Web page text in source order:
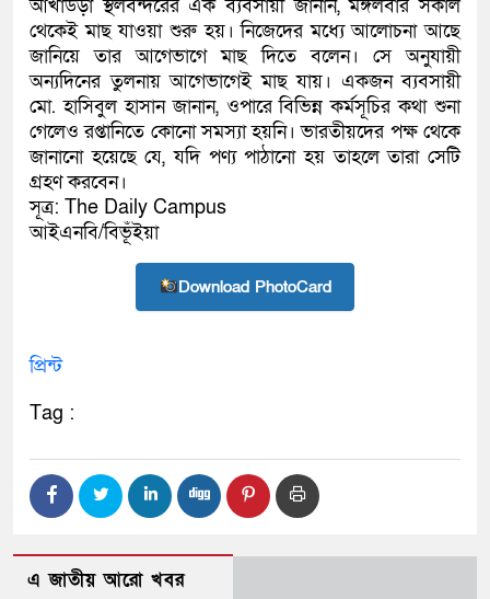
আখাউড়া স্থলবন্দরের এক ব্যবসায়ী জানান, মঙ্গলবার সকাল
থেকেই মাছ যাওয়া শুরু হয়। নিজেদের মধ্যে আলোচনা আছে
জানিয়ে তার আগেভাগে মাছ দিতে বলেন। সে অনুযায়ী
অন্যদিনের তুলনায় আগেভাগেই মাছ যায়। একজন ব্যবসায়ী
মো. হাসিবুল হাসান জানান, ওপারে বিভিন্ন কর্মসূচির কথা শুনা
গেলেও রপ্তানিতে কোনো সমস্যা হয়নি। ভারতীয়দের পক্ষ থেকে
জানানো হয়েছে যে, যদি পণ্য পাঠানো হয় তাহলে তারা সেটি
গ্রহণ করবেন।
সূত্র: The Daily Campus
আইএনবি/বিভূঁইয়া
Download PhotoCard
প্রিন্ট
Tag :
এ জাতীয় আরো খবর